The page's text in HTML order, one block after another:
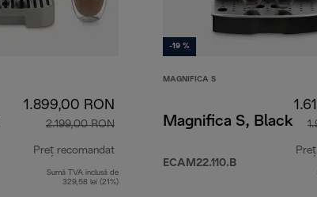
1.899,00 RON
2.199,00 RON
Preț recomandat
preț inițial 2.199,00 RON
Sumă TVA inclusă de
329,58 lei (21%)
-19 %
MAGNIFICA S
Magnifica S, Black
ECAM22.110.B